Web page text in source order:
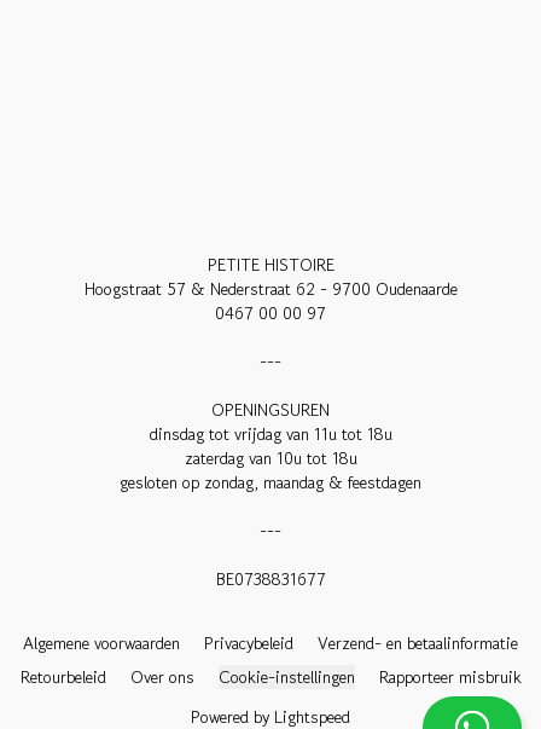
PETITE HISTOIRE
Hoogstraat 57 & Nederstraat 62 - 9700 Oudenaarde
0467 00 00 97
---
OPENINGSUREN
dinsdag tot vrijdag van 11u tot 18u
zaterdag van 10u tot 18u
gesloten op zondag, maandag & feestdagen
---
BE0738831677
Algemene voorwaarden Privacybeleid
Verzend- en betaalinformatie
Retourbeleid
Over ons Cookie-instellingen
Rapporteer misbruik
Powered by Lightspeed